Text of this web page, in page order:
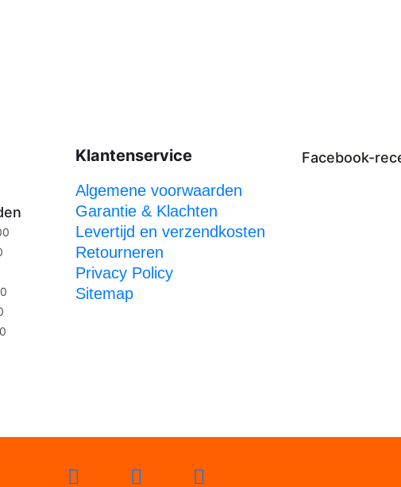
Klantenservice
Algemene voorwaarden
Garantie & Klachten
Levertijd en verzendkosten
Retourneren
Privacy Policy
Sitemap
Facebook-